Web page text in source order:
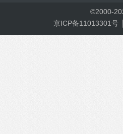
©2000-
京ICP备11013301号